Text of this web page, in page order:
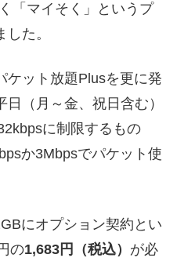
「マイそく」というプ
た。
ケット放題Plusを更に発
（月～金、祝日含む）
に制限するもの
か3Mbpsでパケット使
にオプション契約とい
の1,683円（税込） が必